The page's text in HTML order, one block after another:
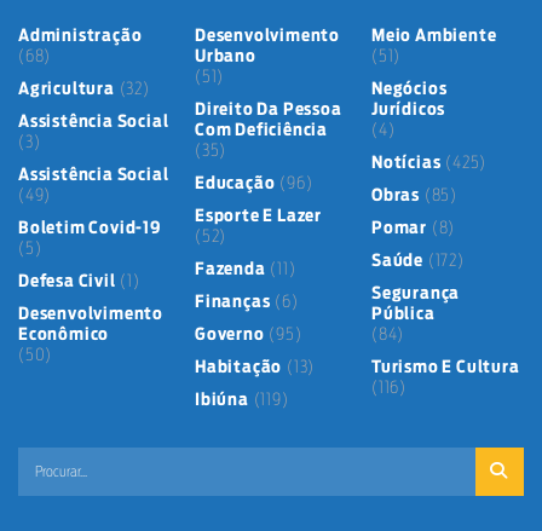
Administração
(68)
Agricultura (32)
Assistência Social
(3)
Assistência Social
(49)
Boletim Covid-19
(5)
Defesa Civil (1)
Desenvolvimento
Econômico
(50)
Desenvolvimento
Urbano
(51)
Direito Da Pessoa
Com Deficiência
(35)
Educação (96)
Esporte E Lazer
(52)
Fazenda (11)
Finanças (6)
Governo (95)
Habitação (13)
Ibiúna (119)
Meio Ambiente
(51)
Negócios
Jurídicos
(4)
Notícias (425)
Obras (85)
Pomar (8)
Saúde (172)
Segurança
Pública
(84)
Turismo E Cultura
(116)